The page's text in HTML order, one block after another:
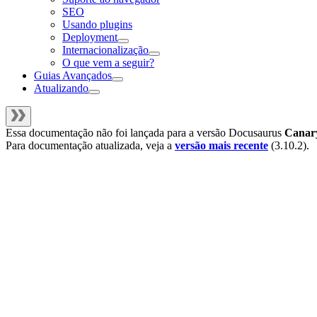
SEO
Usando plugins
Deployment
Internacionalização
O que vem a seguir?
Guias Avançados
Atualizando
Essa documentação não foi lançada para a versão Docusaurus
Para documentação atualizada, veja a versão mais recente (3.10.2).